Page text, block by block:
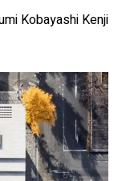
Kobayashi Kenji